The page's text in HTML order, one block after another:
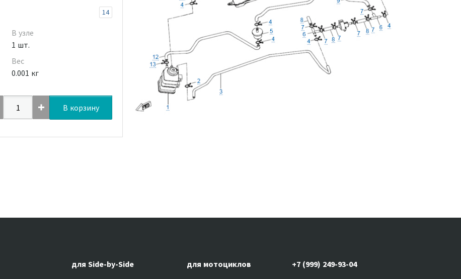
14
В узле
1 шт.
Вес
0.001 кг
В корзину
для Side-by-Side для мотоциклов +7 (999) 249-93-04